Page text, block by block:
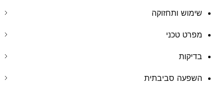
שימוש ותחזוקה
מפרט טכני
בדיקות
השפעה סביבתית